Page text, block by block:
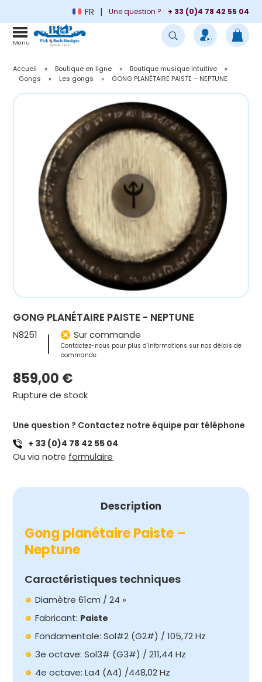
FR Une question ? : + 33 (0)4 78 42 55 04
Menu
Accueil » Boutique en ligne » Boutique musique intuitive
»
Gongs
» Les gongs » GONG PLANÉTAIRE PAISTE – NEPTUNE
GONG PLANÉTAIRE PAISTE - NEPTUNE
N8251 Sur commande
Contactez-nous pour plus d’informations sur nos délais de
commande
859,00 €
Rupture de stock
Une question ? Contactez notre équipe par téléphone
+ 33 (0)4 78 42 55 04
Ou via notre formulaire
Description
Gong planétaire Paiste –
Neptune
Caractéristiques techniques
Diamètre 61cm / 24 »
Fabricant: Paiste
Fondamentale: Sol#2 (G2#) / 105,72 Hz
3e octave: Sol3# (G3#) / 211,44 Hz
4e octave: La4 (A4) /448,02 Hz